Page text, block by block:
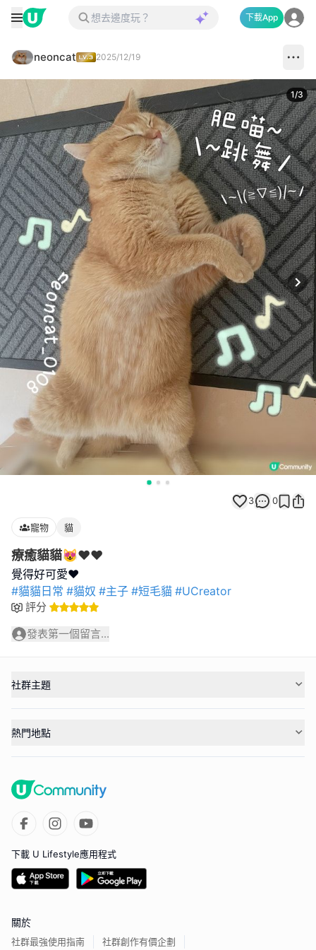
下載App
neoncat 2025/12/19
1/3
3 0
寵物 貓
療癒貓貓😻❤️❤️
#貓貓日常 #貓奴 #主子 #短毛貓 #UCreator
評分
發表第一個留言...
社群主題
熱門地點
下載 U Lifestyle應用程式
關於
社群最強使用指南 社群創作有價企劃